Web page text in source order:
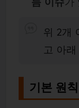
위 2개
고 아
기본 원